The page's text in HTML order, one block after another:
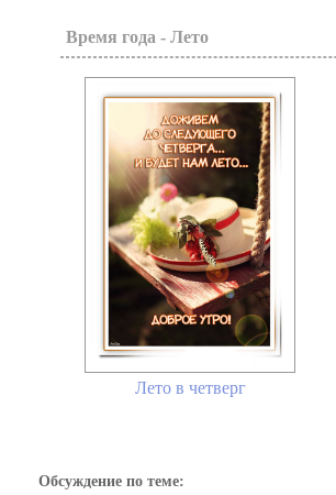
Время года - Лето
Лето в четверг
Обсуждение по теме: